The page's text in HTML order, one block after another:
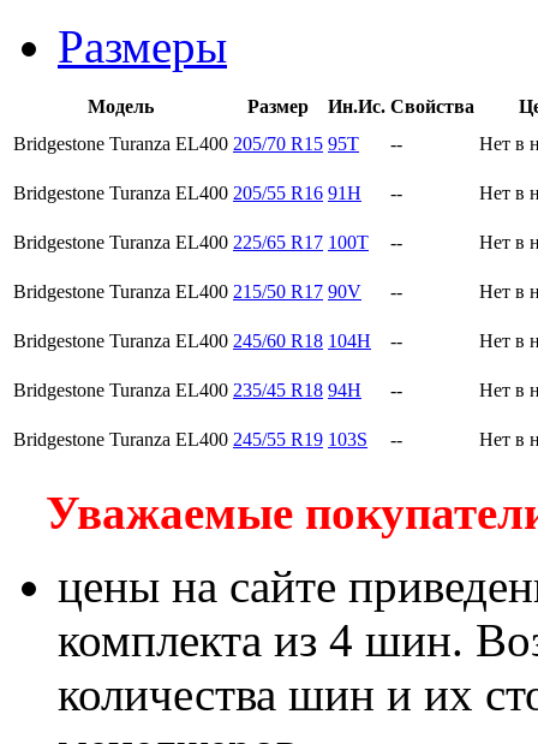
Размеры
Модель Размер Ин.Ис. Свойства
Bridgestone Turanza EL400 205/70 R15 95T -- Нет в
Bridgestone Turanza EL400 205/55 R16 91H -- Нет в
Bridgestone Turanza EL400 225/65 R17 100T -- Нет в
Bridgestone Turanza EL400 215/50 R17 90V -- Нет в
Bridgestone Turanza EL400 245/60 R18 104H -- Нет в
Bridgestone Turanza EL400 235/45 R18 94H -- Нет в
Bridgestone Turanza EL400 245/55 R19 103S -- Нет в
Уважаемые
цены на сайте
комплекта из 4 шин.
количества шин и их